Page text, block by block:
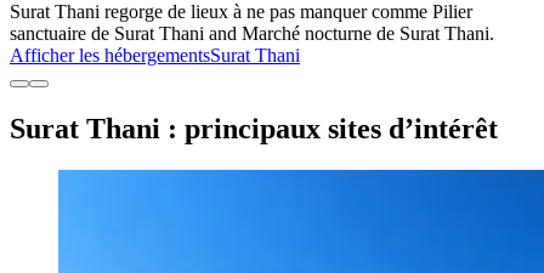
Surat Thani regorge de lieux à ne pas manquer comme Pilier
sanctuaire de Surat Thani and Marché nocturne de Surat Thani.
Afficher les hébergementsSurat Thani
Surat Thani : principaux sites d’intérêt